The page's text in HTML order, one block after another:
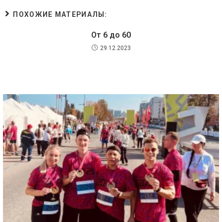
ПОХОЖИЕ МАТЕРИАЛЫ:
От 6 до 60
29.12.2023